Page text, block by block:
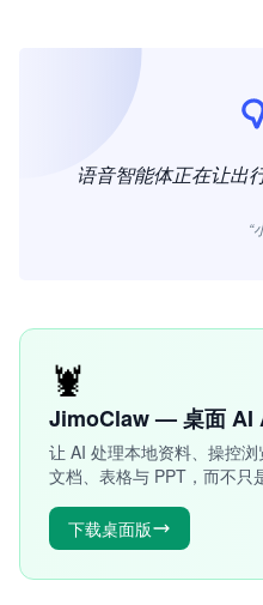
语音智能体正在让出
“
🦞
JimoClaw — 桌面 AI
让 AI 处理本地资料、操控
文档、表格与 PPT，而不只
下载桌面版